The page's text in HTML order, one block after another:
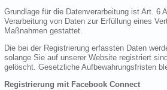
Grundlage für die Datenverarbeitung ist Art. 6
Verarbeitung von Daten zur Erfüllung eines
Maßnahmen gestattet.
Die bei der Registrierung erfassten Daten
solange Sie auf unserer Website registriert
gelöscht. Gesetzliche Aufbewahrungsfristen
Registrierung mit Facebook Connect